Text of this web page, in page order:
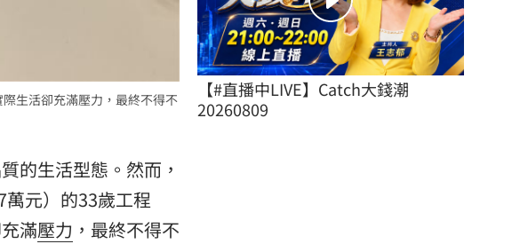
生活卻充滿壓力，最終不得不
的生活型態。然而，
元）的33歲工程
滿壓力 ，最終不得不
【#直播中LIVE】Catch大錢潮
20260809